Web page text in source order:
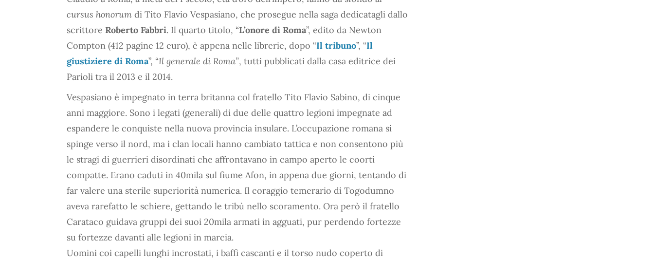
cursus honorum di Tito Flavio Vespasiano, che prosegue nella saga dedicatagli dallo
scrittore Roberto Fabbri. Il quarto titolo, “L’onore di Roma”, edito da Newton
Compton (412 pagine 12 euro), è appena nelle librerie, dopo “Il tribuno”, “Il
giustiziere di Roma”, “Il generale di Roma”, tutti pubblicati dalla casa editrice dei
Parioli tra il 2013 e il 2014.
Vespasiano è impegnato in terra britanna col fratello Tito Flavio Sabino, di cinque
anni maggiore. Sono i legati (generali) di due delle quattro legioni impegnate ad
espandere le conquiste nella nuova provincia insulare. L’occupazione romana si
spinge verso il nord, ma i clan locali hanno cambiato tattica e non consentono più
le stragi di guerrieri disordinati che affrontavano in campo aperto le coorti
compatte. Erano caduti in 40mila sul fiume Afon, in appena due giorni, tentando di
far valere una sterile superiorità numerica. Il coraggio temerario di Togodumno
aveva rarefatto le schiere, gettando le tribù nello scoramento. Ora però il fratello
Carataco guidava gruppi dei suoi 20mila armati in agguati, pur perdendo fortezze
su fortezze davanti alle legioni in marcia.
Uomini coi capelli lunghi incrostati, i baffi cascanti e il torso nudo coperto di